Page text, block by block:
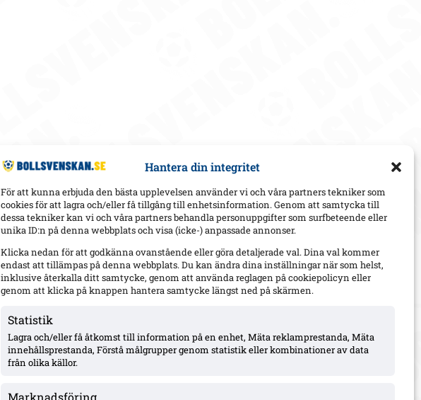
Hantera din integritet
För att kunna erbjuda den bästa upplevelsen använder vi och våra partners tekniker som
cookies för att lagra och/eller få tillgång till enhetsinformation. Genom att samtycka till
dessa tekniker kan vi och våra partners behandla personuppgifter som surfbeteende eller
unika ID:n på denna webbplats och visa (icke-) anpassade annonser.
Klicka nedan för att godkänna ovanstående eller göra detaljerade val. Dina val kommer
endast att tillämpas på denna webbplats. Du kan ändra dina inställningar när som helst,
inklusive återkalla ditt samtycke, genom att använda reglagen på cookiepolicyn eller
genom att klicka på knappen hantera samtycke längst ned på skärmen.
Statistik
Lagra och/eller få åtkomst till information på en enhet, Mäta reklamprestanda, Mäta
innehållsprestanda, Förstå målgrupper genom statistik eller kombinationer av data
från olika källor.
Marknadsföring